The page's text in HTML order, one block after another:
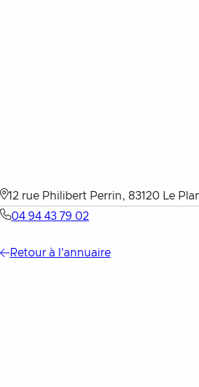
12 rue Philibert Perrin, 83120 Le
04 94 43 79 02
Retour à l'annuaire